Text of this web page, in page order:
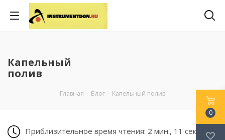
Капельный
полив
Главная - Блог - Капельный полив
Приблизительное время чтения: 2 мин., 11 сек.
0